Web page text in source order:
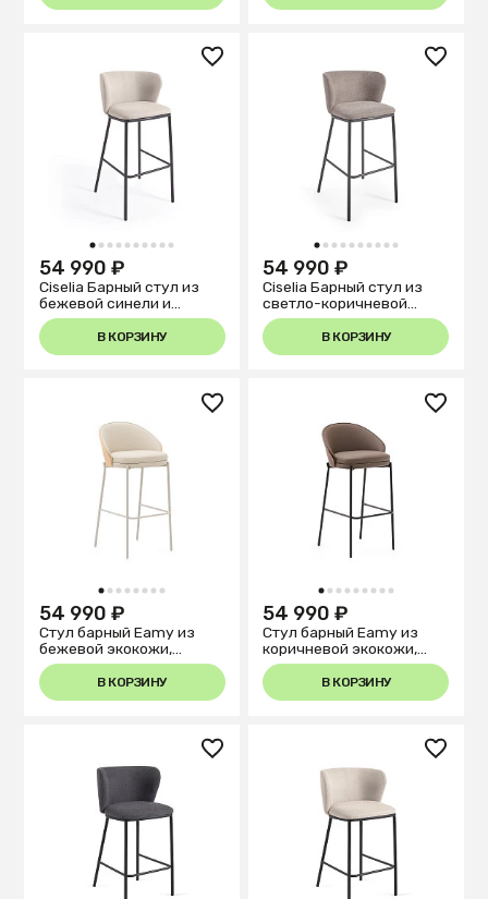
1 2 3 4 5 6 7 8 9 10
54 990 ₽
Ciselia Барный стул из
бежевой синели и
черной стали 75 см
В КОРЗИНУ
1 2 3 4 5 6 7 8 9 10
54 990 ₽
Ciselia Барный стул из
светло-коричневой
синели и черной стали,
75 см
В КОРЗИНУ
1 2 3 4 5 6 7 8
54 990 ₽
Стул барный Eamy из
бежевой экокожи,
ясеневого шпона с
натуральной отделкой и
бежевого металла
В КОРЗИНУ
1 2 3 4 5 6 7 8 9
54 990 ₽
Стул барный Eamy из
коричневой экокожи,
ясеневого шпона с
отделкой под орех и
черного металла
В КОРЗИНУ